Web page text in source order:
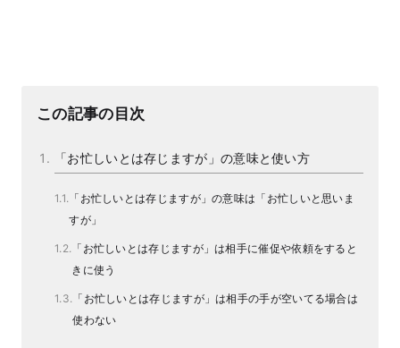
この記事の目次
「お忙しいとは存じますが」の意味と使い方
「お忙しいとは存じますが」の意味は「お忙しいと思いま
すが」
「お忙しいとは存じますが」は相手に催促や依頼をすると
きに使う
「お忙しいとは存じますが」は相手の手が空いてる場合は
使わない